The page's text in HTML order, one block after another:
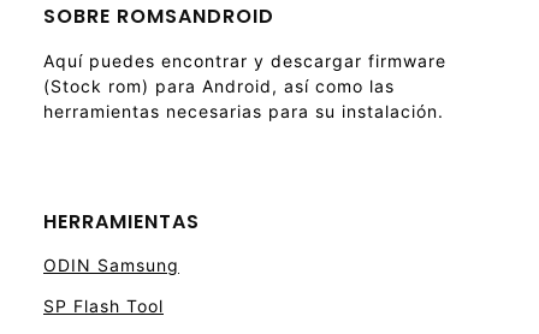
SOBRE ROMSANDROID
Aquí puedes encontrar y descargar firmware
(Stock rom) para Android, así como las
herramientas necesarias para su instalación.
HERRAMIENTAS
ODIN Samsung
SP Flash Tool